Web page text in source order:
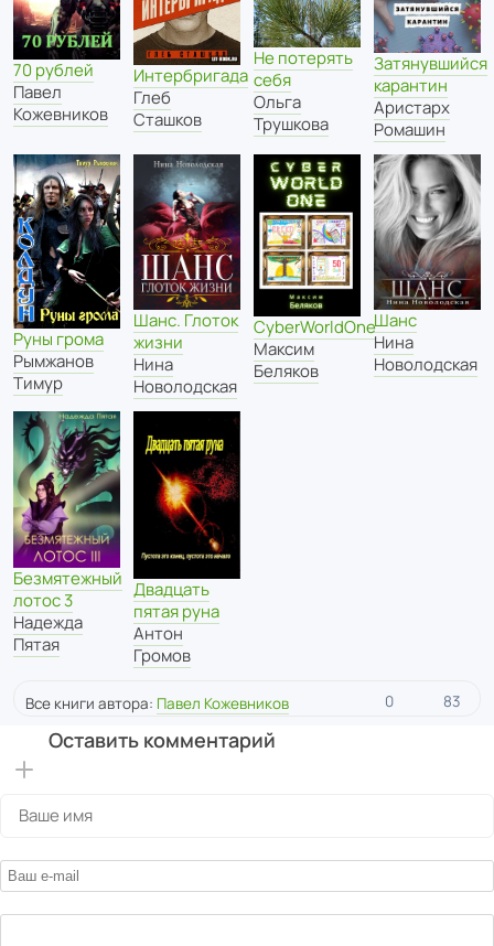
70 рублей
Павел
Кожевников
Интербригада
Глеб
Сташков
Не потерять
себя
Ольга
Трушкова
Затянувшийся
карантин
Аристарх
Ромашин
Руны грома
Рымжанов
Тимур
Шанс. Глоток
жизни
Нина
Новолодская
CyberWorldOne
Максим
Беляков
Шанс
Нина
Новолодская
Безмятежный
лотос 3
Надежда
Пятая
Двадцать
пятая руна
Антон
Громов
Все книги автора: Павел Кожевников 0 83
Оставить комментарий